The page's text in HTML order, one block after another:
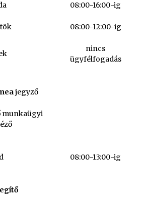
08:00-16:00-ig
08:00-12:00-ig
nincs
ügyfélfogadás
jegyző
munkaügyi
08:00-13:00-ig